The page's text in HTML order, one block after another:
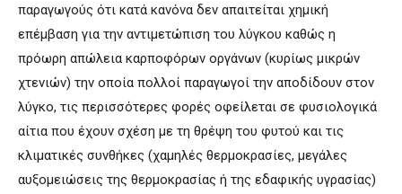
παραγωγούς ότι κατά κανόνα δεν απαιτείται χημική
επέμβαση για την αντιμετώπιση του λύγκου καθώς η
πρόωρη απώλεια καρποφόρων οργάνων (κυρίως μικρών
χτενιών) την οποία πολλοί παραγωγοί την αποδίδουν στον
λύγκο, τις περισσότερες φορές οφείλεται σε φυσιολογικά
αίτια που έχουν σχέση με τη θρέψη του φυτού και τις
κλιματικές συνθήκες (χαμηλές θερμοκρασίες, μεγάλες
αυξοµειώσεις της θερµοκρασίας ή της εδαφικής υγρασίας)